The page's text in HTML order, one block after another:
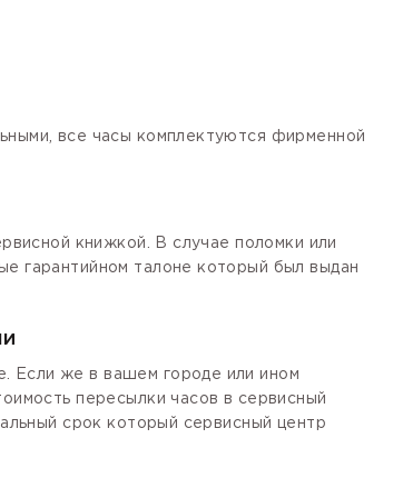
все часы комплектуются фирменной
книжкой. В случае поломки или
гарантийном талоне который был выдан
Если же в вашем городе или ином
пересылки часов в сервисный
срок который сервисный центр